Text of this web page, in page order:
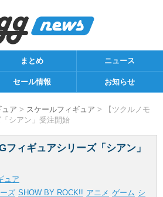
まとめ ニュース
セール情報 お知らせ
ュア > スケールフィギュア > 【ツクルノモ
シアン」受注開始
フィギュアシリーズ「シアン」
ュア
ズ SHOW BY ROCK!! アニメ ゲーム シ